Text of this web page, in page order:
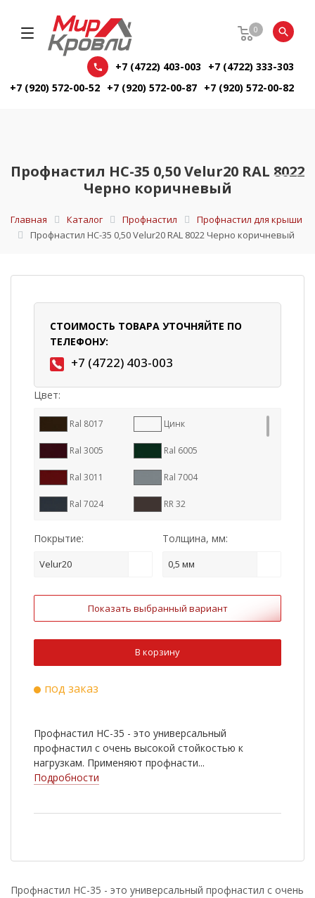
0
+7 (4722) 403-003
+7 (4722) 333-303
+7 (920) 572-00-52 +7 (920) 572-00-87 +7 (920) 572-00-82
Профнастил НС-35 0,50 Velur20 RAL 8022
Черно коричневый
Главная Каталог Профнастил
Профнастил для крыши
Профнастил НС-35 0,50 Velur20 RAL 8022 Черно коричневый
СТОИМОСТЬ ТОВАРА УТОЧНЯЙТЕ ПО
ТЕЛЕФОНУ:
+7 (4722) 403-003
Цвет:
Ral 8017 Цинк
Ral 3005 Ral 6005
Ral 3011 Ral 7004
Ral 7024 RR 32
RR 29 Ral 1015
Ral 3009 Ral 5005
Ral 9003 Ral 6020
Ral 8022
Ral 5002 Ral 5021
Ral 6002 Ral 7005
Покрытие:
Velur20
Толщина, мм:
0,5 мм
Показать выбранный вариант
В корзину
под заказ
Профнастил НС-35 - это универсальный
профнастил с очень высокой стойкостью к
нагрузкам. Применяют профнасти...
Подробности
Профнастил НС-35 - это универсальный профнастил с очень